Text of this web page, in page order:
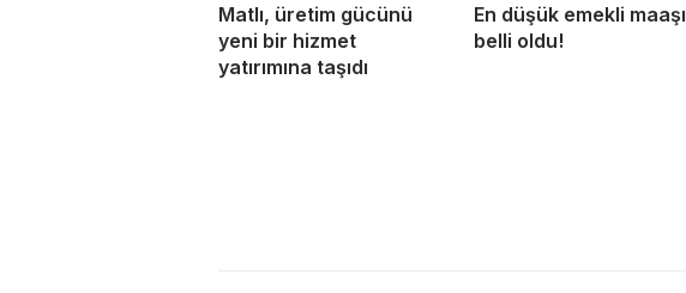
Matlı, üretim gücünü
yeni bir hizmet
yatırımına taşıdı
En düşük emekli maaşı
belli oldu!